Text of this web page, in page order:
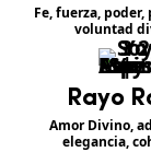
Fe, fuerza,
voluntad
Rayo
Amor Divino,
elegancia,